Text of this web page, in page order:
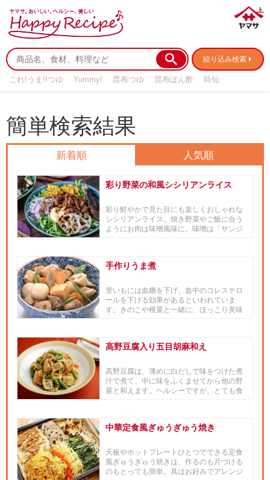
絞り込み検索
これ!うま!!つゆ Yummy! 昆布つゆ 昆布ぽん酢
時短
簡単検索結果
新着順 人気順
彩り野菜の和風シシリアンライス
彩り鮮やかで見た目にも楽しくおしゃれな
シシリアンライス。焼き野菜やご飯に合う
ようにお肉は味噌風味に。味噌は「サンジ
手作りうま煮
里いもには血糖を下げ、血中のコレステロ
ールを下げる効果があるといわれていま
す。きのこや根菜と一緒に、ほっこり美味
高野豆腐入り五目胡麻和え
高野豆腐は、薄めに白だしで味をつけた煮
汁で煮て、中に味をふくませてから他の野
菜と和えます。ヘルシーですが、とても食
中華定食風ぎゅうぎゅう焼き
天板やホットプレートひとつでできる定食
風ぎゅうぎゅう焼きは、作るのも片づける
のもとっても簡単。具はお好みでアレンジ